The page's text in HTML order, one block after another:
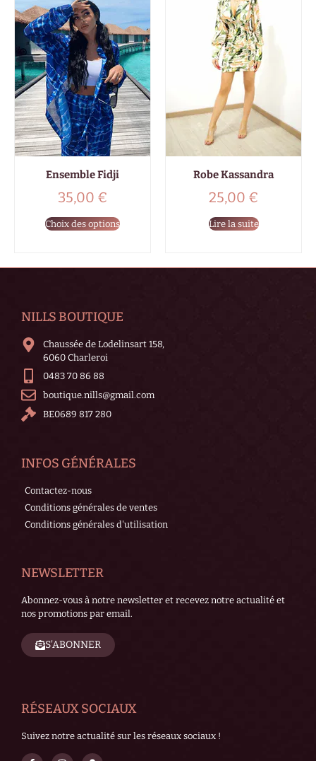
Ensemble Fidji
35,00 €
Choix des options
Robe Kassandra
25,00 €
Lire la suite
NILLS BOUTIQUE
Chaussée de Lodelinsart 158,
6060 Charleroi
0483 70 86 88
boutique.nills@gmail.com
BE0689 817 280
INFOS GÉNÉRALES
Contactez-nous
Conditions générales de ventes
Conditions générales d'utilisation
NEWSLETTER
Abonnez-vous à notre newsletter et recevez notre actualité et
nos promotions par email.
S'ABONNER
RÉSEAUX SOCIAUX
Suivez notre actualité sur les réseaux sociaux !